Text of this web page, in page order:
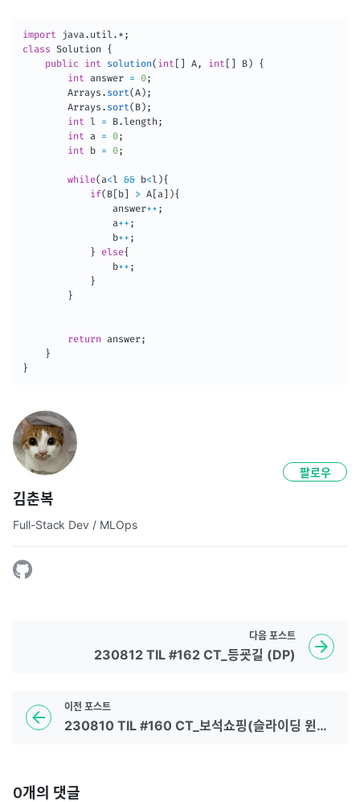
import java . util . * ;
class Solution
{
public
int solution( int A, int B )
{
int answer = 0;
Arrays . sort(A ) ;
Arrays . sort( B ) ;
int l = B.length ;
int a = 0;
int b = 0;
while(a<l && b<l ){
if( B b > A a ){
                answer
++ ;
                a
++ ;
                b
++ ;
}
else{
                b
++ ;
}
}
return answer;
}
}
김춘복
Full-Stack Dev / MLOps
팔로우
이전 포스트
230810 TIL #160 CT_보석쇼핑(슬라이딩 윈도우 / 투포인터 + 해시맵)
다음 포스트
230812 TIL #162 CT_등굣길 (DP)
0개의 댓글